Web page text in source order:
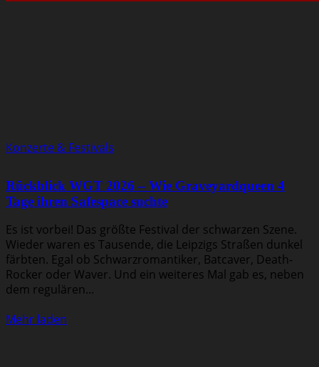
Konzerte & Festivals
Rückblick WGT 2026 – Wie Graveyardqueen 4
Tage ihren Safespace suchte
Es ist vorbei! Das größte Festival der schwarzen Szene.
Wieder waren es Tausende, die Leipzigs Straßen dunkel
färbten. Egal ob Schwarzromantiker, Batcaver, Death-
Rocker oder Waver. Und ein weiteres Mal gab es, neben
dem regulären...
Mehr laden